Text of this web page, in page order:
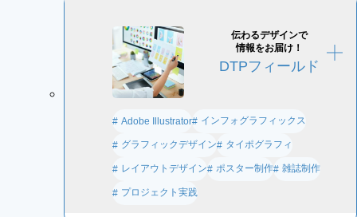
伝わるデザインで
情報をお届け！
DTPフィールド
Adobe Illustrator インフォグラフィックス
グラフィックデザイン タイポグラフィ
レイアウトデザイン ポスター制作 雑誌制作
プロジェクト実践